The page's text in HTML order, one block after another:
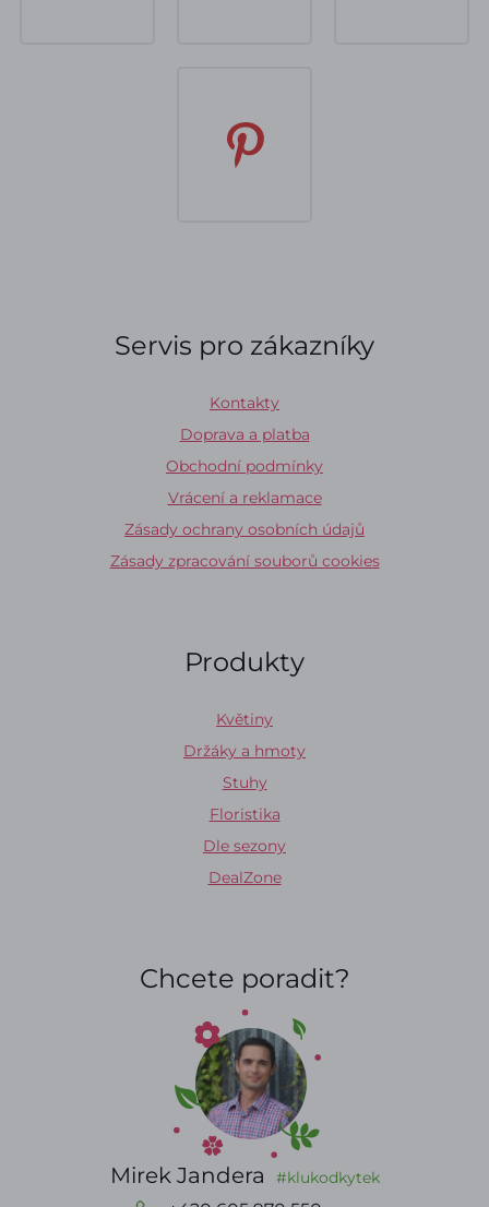
Servis pro zákazníky
Kontakty
Doprava a platba
Obchodní podmínky
Vrácení a reklamace
Zásady ochrany osobních údajů
Zásady zpracování souborů cookies
Produkty
Květiny
Držáky a hmoty
Stuhy
Floristika
Dle sezony
DealZone
Chcete poradit?
Mirek Jandera #klukodkytek